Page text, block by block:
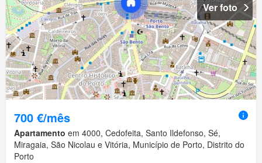
Ver foto
700 €/mês
Apartamento em 4000, Cedofeita, Santo Ildefonso, Sé,
Miragaia, São Nicolau e Vitória, Município de Porto, Distrito do
Porto